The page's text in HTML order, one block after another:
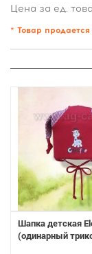
Цена за ед.
* Товар
Шапка детская
(одинарный